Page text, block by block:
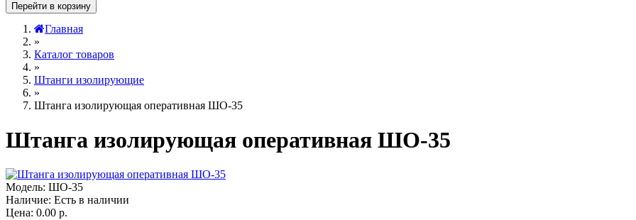
Перейти в корзину
Главная
»
Каталог товаров
»
Штанги изолирующие
»
Штанга изолирующая оперативная ШО-35
Штанга изолирующая оперативная ШО-35
Модель: ШО-35
Наличие: Есть в наличии
Цена: 0.00 р.